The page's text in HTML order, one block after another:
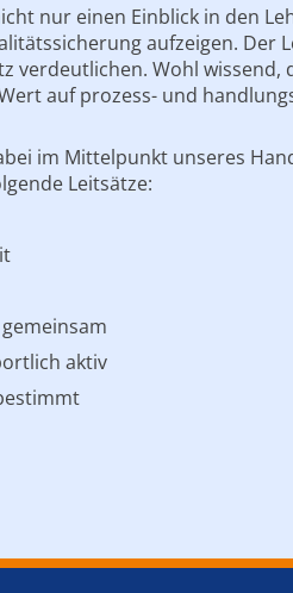
nur einen Einblick in den
aufzeigen. Der
verdeutlichen. Wohl
auf prozess- und
im Mittelpunkt unseres
Leitsätze:
aktiv